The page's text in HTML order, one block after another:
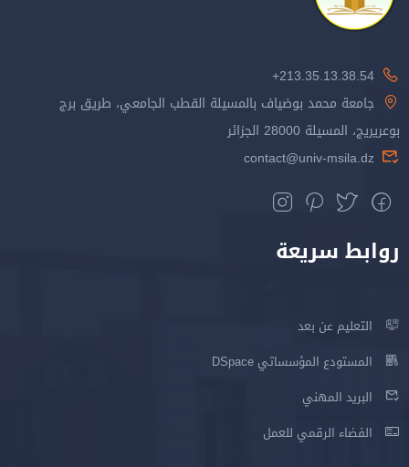
213.35.13.38.54+
جامعة محمد بوضياف بالمسيلة القطب الجامعي، طريق برج
بوعريريج، المسيلة 28000 الجزائر
contact@univ-msila.dz
روابط سريعة
التعليم عن بعد
المستودع المؤسساتي DSpace
البريد المهني
الفضاء الرقمي للعمل